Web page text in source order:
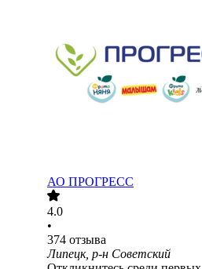
АО ПРОГРЕСС
4.0
•
374 отзыва
Липецк, р-н Советский